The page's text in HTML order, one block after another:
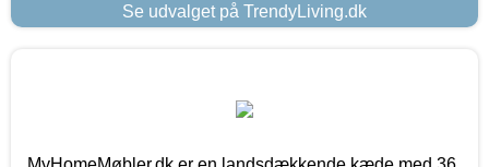
Se udvalget på TrendyLiving.dk